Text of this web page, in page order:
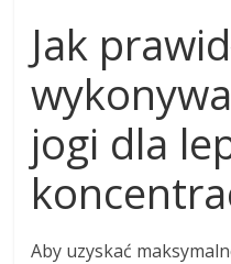
Jak
jogi dla
Aby uzyskać